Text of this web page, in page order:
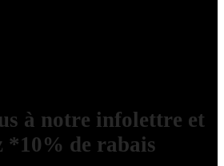
à notre infolettre et
*10% de rabais